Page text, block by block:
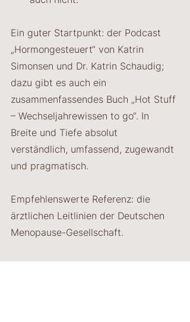
Ein guter Startpunkt: der Podcast
„Hormongesteuert“ von Katrin
Simonsen und Dr. Katrin Schaudig;
dazu gibt es auch ein
zusammenfassendes Buch „Hot Stuff
– Wechseljahrewissen to go“. In
Breite und Tiefe absolut
verständlich, umfassend, zugewandt
und pragmatisch.
Empfehlenswerte Referenz: die
ärztlichen Leitlinien der Deutschen
Menopause-Gesellschaft.